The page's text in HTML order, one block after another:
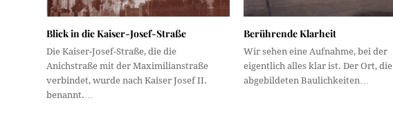
Blick in die Kaiser-Josef-Straße
Die Kaiser-Josef-Straße, die die
Anichstraße mit der Maximilianstraße
verbindet, wurde nach Kaiser Josef II.
benannt.…
Berührende Klarheit
Wir sehen eine Aufnahme, bei der
eigentlich alles klar ist. Der Ort, die
abgebildeten Baulichkeiten…